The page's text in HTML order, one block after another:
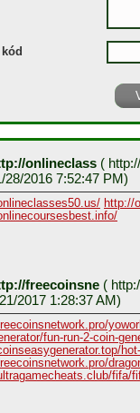
onlineclass (
28/2016 7:52:47 PM)
http://
freecoinsne (
2017 1:28:37 AM)
fun-run-2-coin-
fifa/